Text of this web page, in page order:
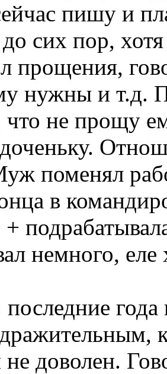
пишу и
сих пор,
прощения,
нужны и т.д.
что не прощу
поменял
в
немного, еле
последние
не доволен.